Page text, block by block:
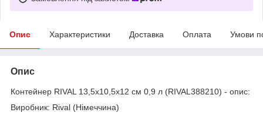
Опис Характеристики Доставка Оплата Умови
Опис
Контейнер RIVAL 13,5x10,5x12 см 0,9 л (RIVAL388210) - опис:
Виробник: Rival (Німеччина)